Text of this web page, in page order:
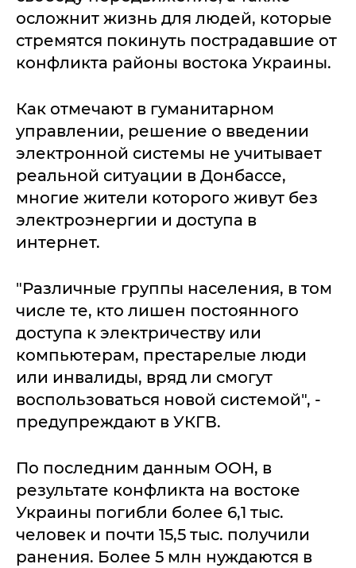
осложнит жизнь для людей, которые
стремятся покинуть пострадавшие от
конфликта районы востока Украины.
Как отмечают в гуманитарном
управлении, решение о введении
электронной системы не учитывает
реальной ситуации в Донбассе,
многие жители которого живут без
электроэнергии и доступа в
интернет.
"Различные группы населения, в том
числе те, кто лишен постоянного
доступа к электричеству или
компьютерам, престарелые люди
или инвалиды, вряд ли смогут
воспользоваться новой системой", -
предупреждают в УКГВ.
По последним данным ООН, в
результате конфликта на востоке
Украины погибли более 6,1 тыс.
человек и почти 15,5 тыс. получили
ранения. Более 5 млн нуждаются в